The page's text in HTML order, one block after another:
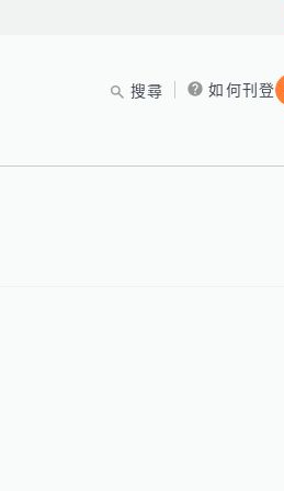
搜尋 如何刊登